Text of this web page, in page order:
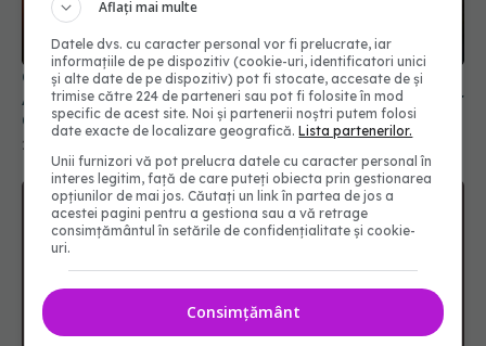
Câți oameni au murit, de fapt, de COVID?
Adevărul nespus despre numărul real al deceselor
COVID-19
21 mar 2025, 16:32
Aflați mai multe
Datele dvs. cu caracter personal vor fi prelucrate, iar
informațiile de pe dispozitiv (cookie-uri, identificatori unici
și alte date de pe dispozitiv) pot fi stocate, accesate de și
trimise către 224 de parteneri sau pot fi folosite în mod
specific de acest site. Noi și partenerii noștri putem folosi
date exacte de localizare geografică.Lista partenerilor.
Unii furnizori vă pot prelucra datele cu caracter personal în
interes legitim, față de care puteți obiecta prin gestionarea
opțiunilor de mai jos. Căutați un link în partea de jos a
acestei pagini pentru a gestiona sau a vă retrage
consimțământul în setările de confidențialitate și cookie-
uri.
Consimțământ